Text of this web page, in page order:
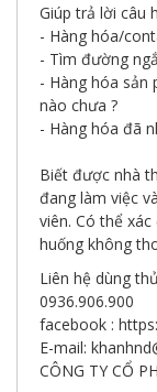
Giúp trả lời câu
- Hàng hóa/
- Tìm đường
- Hàng hóa
nào chưa ?
- Hàng hóa đã
Biết được nhà
đang làm việc
viên. Có thể
huống không
Liên hệ dùng
0936.906.900
facebook :
E-mail:
CÔNG TY CỔ